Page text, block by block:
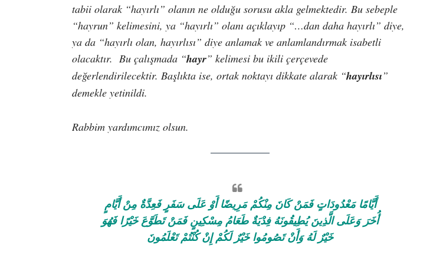
tabii olarak “hayırlı” olanın ne olduğu sorusu akla gelmektedir. Bu sebeple
“hayrun” kelimesini, ya “hayırlı” olanı açıklayıp “…dan daha hayırlı” diye,
ya da “hayırlı olan, hayırlısı” diye anlamak ve anlamlandırmak isabetli
olacaktır. Bu çalışmada “hayr” kelimesi bu ikili çerçevede
değerlendirilecektir. Başlıkta ise, ortak noktayı dikkate alarak “hayırlısı”
demekle yetinildi.
Rabbim yardımcımız olsun.
أَيَّامًا مَعْدُودَاتٍ فَمَنْ كَانَ مِنْكُمْ مَرِيضًا أَوْ عَلَى سَفَرٍ فَعِدَّةٌ مِنْ أَيَّامٍ
أُخَرَ وَعَلَى الَّذِينَ يُطِيقُونَهُ فِدْيَةٌ طَعَامُ مِسْكِينٍ فَمَنْ تَطَوَّعَ خَيْرًا فَهُوَ
خَيْرٌ لَهُ وَأَنْ تَصُومُوا خَيْرٌ لَكُمْ إِنْ كُنْتُمْ تَعْلَمُونَ